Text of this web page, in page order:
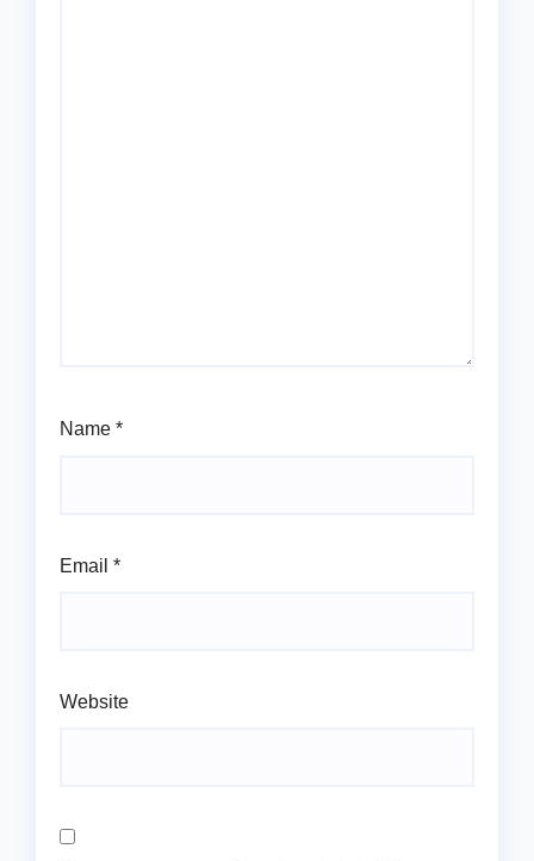
Name *
Email *
Website